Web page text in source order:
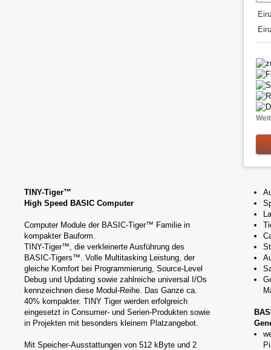
TINY-Tiger™
High Speed BASIC Computer
Computer Module der BASIC-Tiger™ Familie in
kompakter Bauform.
TINY-Tiger™, die verkleinerte Ausführung des
BASIC-Tigers™. Volle Multitasking Leistung, der
gleiche Komfort bei Programmierung, Source-Level
Debug und Updating sowie zahlreiche universal I/Os
kennzeichnen diese Modul-Reihe. Das Ganze ca.
40% kompakter. TINY Tiger werden erfolgreich
eingesetzt in Consumer- und Serien-Produkten sowie
in Projekten mit besonders kleinem Platzangebot.
Mit Speicher-Ausstattungen von 512 kByte und 2